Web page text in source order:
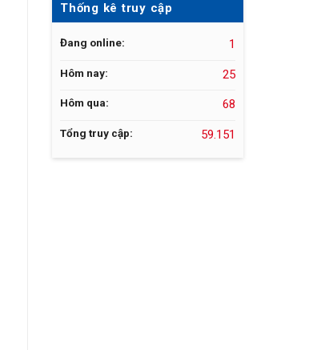
Thống kê truy cập
Đang online: 1
Hôm nay: 25
Hôm qua: 68
Tổng truy cập: 59.151